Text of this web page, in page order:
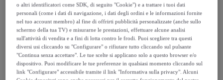
Joggers in felpa leggera con patch
fenicottero in tono
Modello: Small
34,95 €
o altri identificatori come SDK, di seguito "Cookie") e a trattare i tuoi dati
personali (come i dati di navigazione, i dati degli ordini e le informazioni fornite
nel tuo account membro) al fine di offrirti pubblicità personalizzate (anche sullo
schermo della tua TV) e misurarne le prestazioni, effettuare alcune analisi
sull'attività di vendita e a fini di lotta contro le frodi. Puoi scegliere tra questi
diversi usi cliccando su "Configurare" o rifiutare tutto cliccando sul pulsante
"Continua senza accettare". Le tue scelte si applicano solo a questo browser e/o
dispositivo. Puoi modificare le tue preferenze in qualsiasi momento cliccando sul
link "Configurare" accessibile tramite il link "Informativa sulla privacy". Alcuni